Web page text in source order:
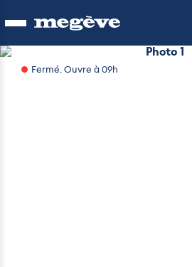
Ouvrir le menu
Photo 1
Fermé. Ouvre à 09h